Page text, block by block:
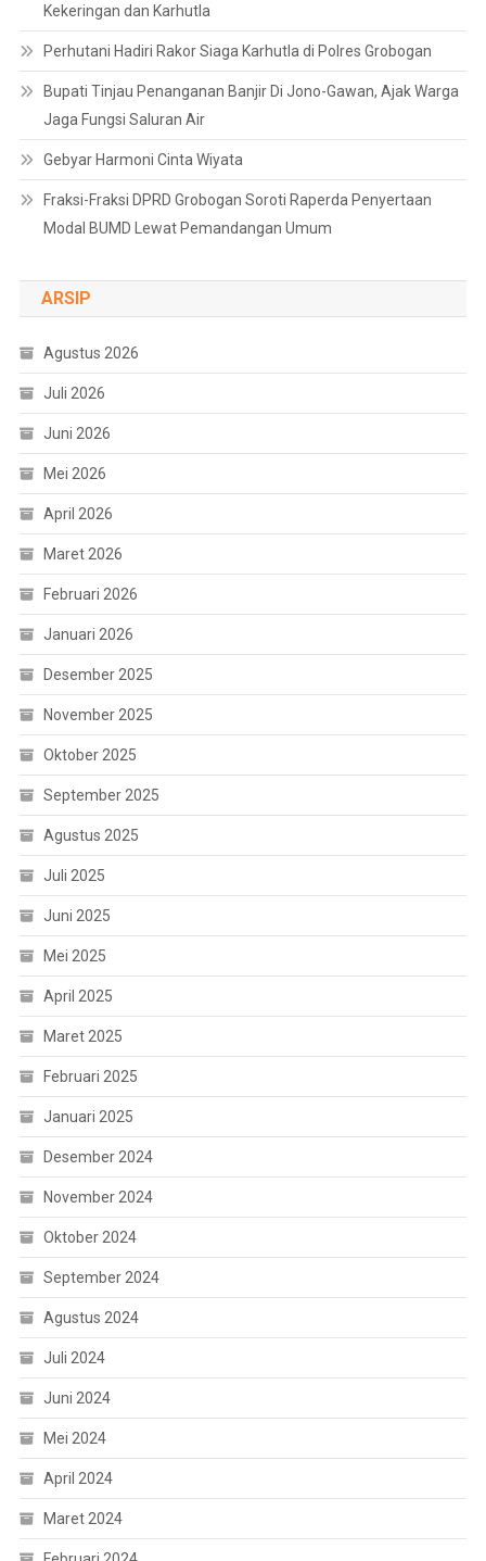
Kekeringan dan Karhutla
Perhutani Hadiri Rakor Siaga Karhutla di Polres Grobogan
Bupati Tinjau Penanganan Banjir Di Jono-Gawan, Ajak Warga
Jaga Fungsi Saluran Air
Gebyar Harmoni Cinta Wiyata
Fraksi-Fraksi DPRD Grobogan Soroti Raperda Penyertaan
Modal BUMD Lewat Pemandangan Umum
ARSIP
Agustus 2026
Juli 2026
Juni 2026
Mei 2026
April 2026
Maret 2026
Februari 2026
Januari 2026
Desember 2025
November 2025
Oktober 2025
September 2025
Agustus 2025
Juli 2025
Juni 2025
Mei 2025
April 2025
Maret 2025
Februari 2025
Januari 2025
Desember 2024
November 2024
Oktober 2024
September 2024
Agustus 2024
Juli 2024
Juni 2024
Mei 2024
April 2024
Maret 2024